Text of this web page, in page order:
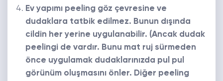
Ev yapımı peeling göz çevresine ve
dudaklara tatbik edilmez. Bunun dışında
cildin her yerine uygulanabilir. (Ancak dudak
peelingi de vardır. Bunu mat ruj sürmeden
önce uygulamak dudaklarınızda pul pul
görünüm oluşmasını önler. Diğer peeling